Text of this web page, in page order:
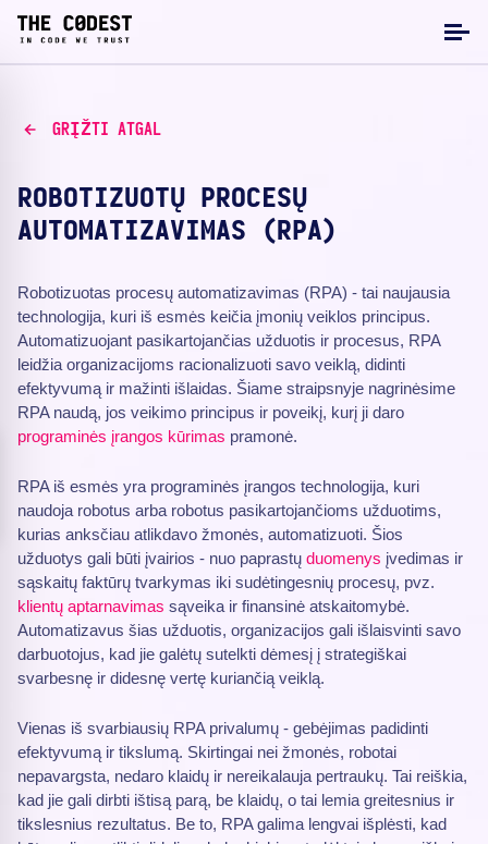
GRĮŽTI ATGAL
ROBOTIZUOTŲ PROCESŲ
AUTOMATIZAVIMAS (RPA)
Robotizuotas procesų automatizavimas (RPA) - tai naujausia
technologija, kuri iš esmės keičia įmonių veiklos principus.
Automatizuojant pasikartojančias užduotis ir procesus, RPA
leidžia organizacijoms racionalizuoti savo veiklą, didinti
efektyvumą ir mažinti išlaidas. Šiame straipsnyje nagrinėsime
RPA naudą, jos veikimo principus ir poveikį, kurį ji daro
programinės įrangos kūrimas pramonė.
RPA iš esmės yra programinės įrangos technologija, kuri
naudoja robotus arba robotus pasikartojančioms užduotims,
kurias anksčiau atlikdavo žmonės, automatizuoti. Šios
užduotys gali būti įvairios - nuo paprastų duomenys įvedimas ir
sąskaitų faktūrų tvarkymas iki sudėtingesnių procesų, pvz.
klientų aptarnavimas sąveika ir finansinė atskaitomybė.
Automatizavus šias užduotis, organizacijos gali išlaisvinti savo
darbuotojus, kad jie galėtų sutelkti dėmesį į strategiškai
svarbesnę ir didesnę vertę kuriančią veiklą.
Vienas iš svarbiausių RPA privalumų - gebėjimas padidinti
efektyvumą ir tikslumą. Skirtingai nei žmonės, robotai
nepavargsta, nedaro klaidų ir nereikalauja pertraukų. Tai reiškia,
kad jie gali dirbti ištisą parą, be klaidų, o tai lemia greitesnius ir
tikslesnius rezultatus. Be to, RPA galima lengvai išplėsti, kad